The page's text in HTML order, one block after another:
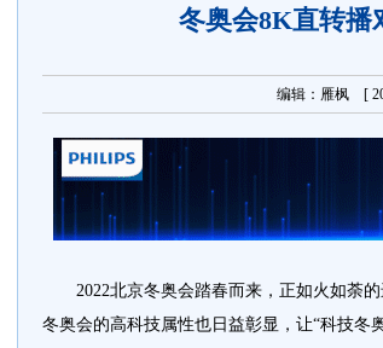
冬奥会8K直转播
编辑：雁枫 [
2022北京冬奥会踏春而来，正如火如荼
冬奥会的高科技属性也日益彰显，让“科技冬